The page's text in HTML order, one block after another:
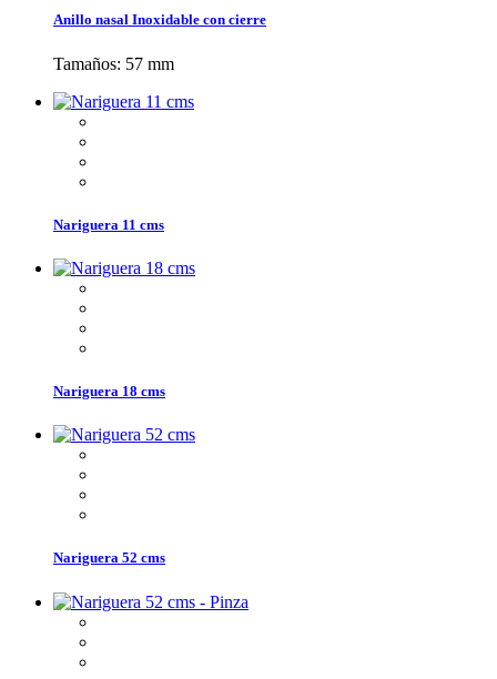
Anillo nasal Inoxidable con cierre
Tamaños: 57 mm
Nariguera 11 cms
Nariguera 18 cms
Nariguera 52 cms